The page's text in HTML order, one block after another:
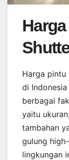
Harga pintu
di
berbagai
yaitu
tambahan
gulung
lingkungan